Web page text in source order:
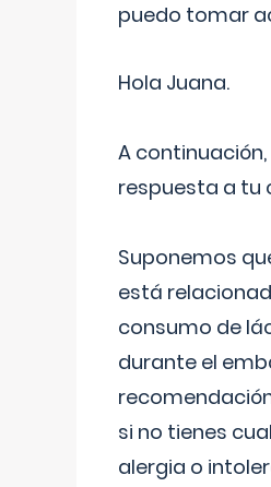
puedo tomar
Hola Juana.
A
respuesta a tu
Suponemos
está
consumo de
durante el
si no tienes
alergia o